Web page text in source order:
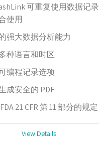
可重复使用数据记录
使用
强大数据分析能力
种语言和时区
编程记录选项
成安全的 PDF
21 CFR 第 11 部分的规定
View Details